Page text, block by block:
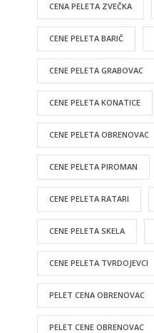
CENA PELETA ZVEČKA
CENE PELETA BARIČ
CENE PELETA GRABOVAC
CENE PELETA KONATICE
CENE PELETA OBRENOVAC
CENE PELETA PIROMAN
CENE PELETA RATARI
CENE PELETA SKELA
CENE PELETA TVRDOJEVCI
PELET CENA OBRENOVAC
PELET CENE OBRENOVAC